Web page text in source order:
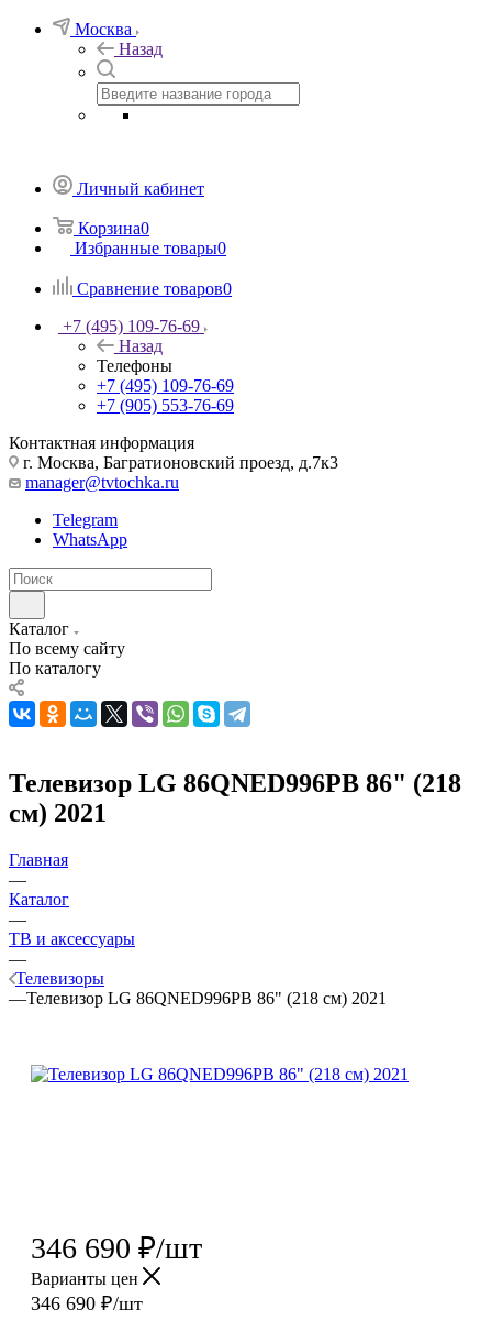
Москва
Назад
Личный кабинет
Корзина0
Избранные товары0
Сравнение товаров0
+7 (495) 109-76-69
Назад
Телефоны
+7 (495) 109-76-69
+7 (905) 553-76-69
Контактная информация
г. Москва, Багратионовский проезд, д.7к3
manager@tvtochka.ru
Telegram
WhatsApp
Каталог
По всему сайту
По каталогу
Телевизор LG 86QNED996PB 86" (218
см) 2021
Главная
—
Каталог
—
ТВ и аксессуары
—
Телевизоры
—Телевизор LG 86QNED996PB 86" (218 см) 2021
346 690 ₽/шт
Варианты цен
346 690 ₽/шт